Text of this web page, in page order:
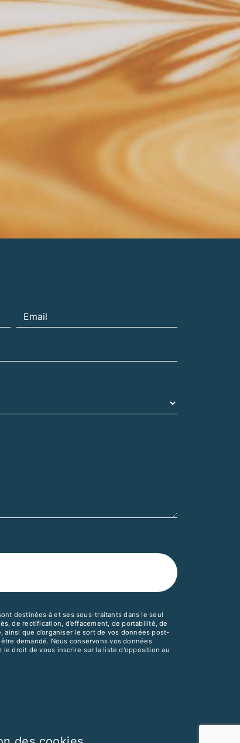
destinées à et ses sous-traitants dans le seul
de rectification, d’effacement, de portabilité, de
que d’organiser le sort de vos données post-
demandé. Nous conservons vos données
droit de vous inscrire sur la liste d'opposition au